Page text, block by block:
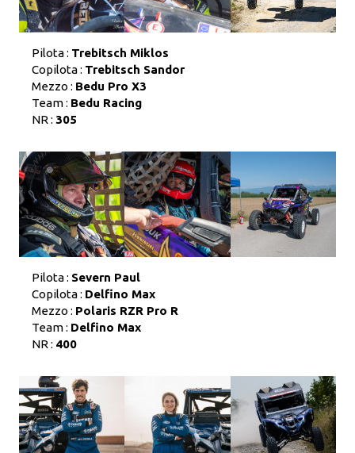
Pilota : Trebitsch Miklos
Copilota : Trebitsch Sandor
Mezzo : Bedu Pro X3
Team : Bedu Racing
NR : 305
Pilota : Severn Paul
Copilota : Delfino Max
Mezzo : Polaris RZR Pro R
Team : Delfino Max
NR : 400